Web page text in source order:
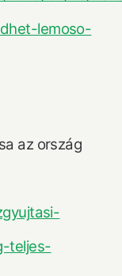
lemoso-
az ország
teljes-